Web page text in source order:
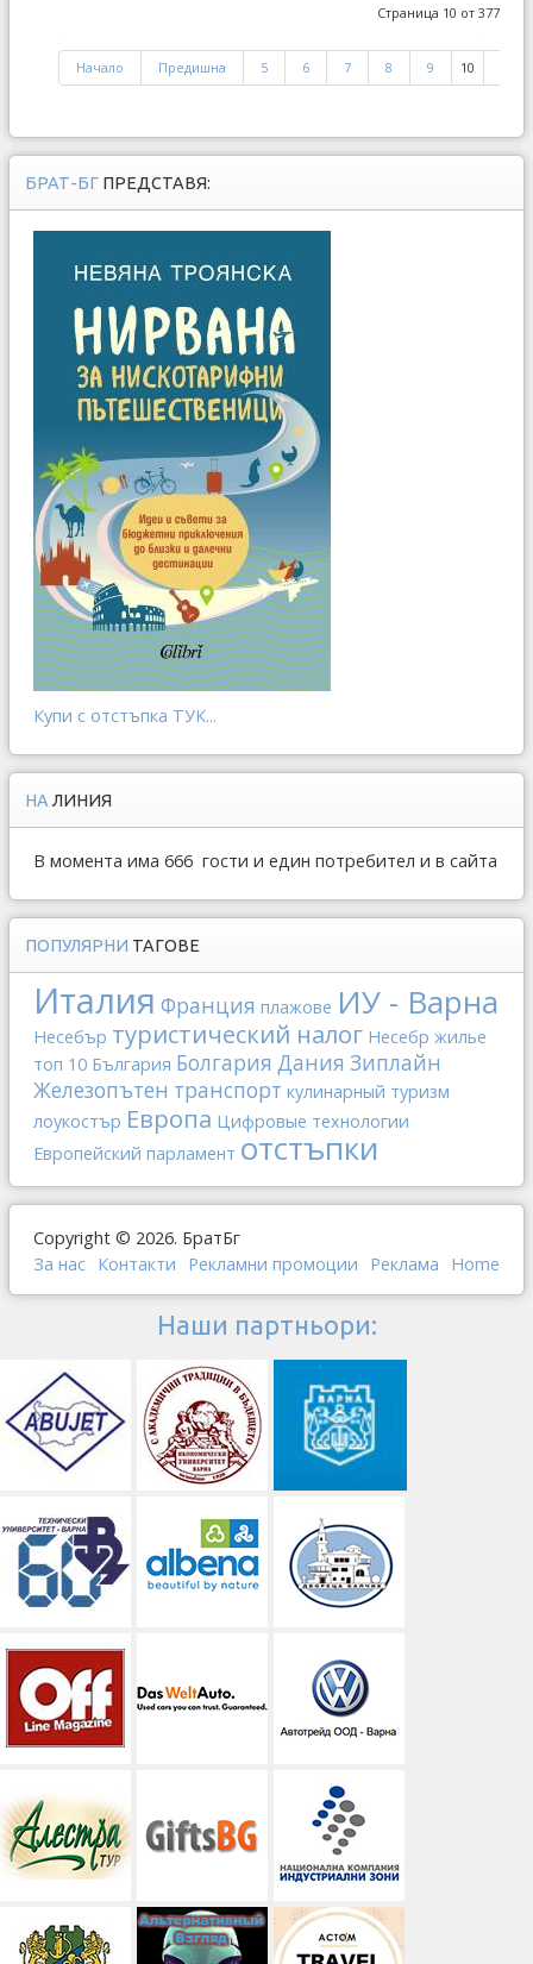
Страница 10 от 377
Начало Предишна 5 6 7 8 9 10
БРАТ-БГ ПРЕДСТАВЯ:
Купи с отстъпка ТУК...
НА ЛИНИЯ
В момента има 666 гости и един потребител и в сайта
ПОПУЛЯРНИ ТАГОВЕ
Италия Франция плажове ИУ - Варна
Несебър туристический налог Несебр жилье
топ 10 България Болгария Дания Зиплайн
Железопътен транспорт кулинарный туризм
лоукостър Европа Цифровые технологии
Европейский парламент отстъпки
Copyright © 2026. БратБг
За нас Контакти Рекламни промоции Реклама Home
Наши партньори: